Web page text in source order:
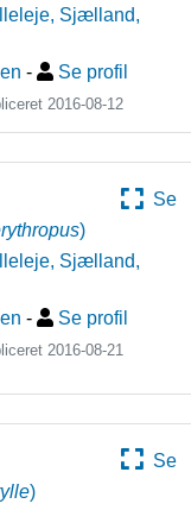
Sjælland,
- Se profil
2016-08-12
Se
)
Sjælland,
- Se profil
2016-08-21
Se
)